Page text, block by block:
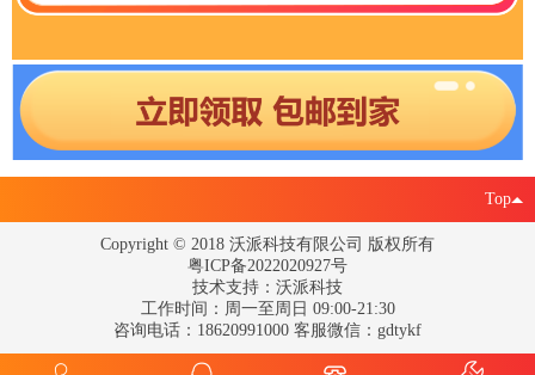
Top
Copyright © 2018 沃派科技有限公司 版权所有
粤ICP备2022020927号
技术支持：沃派科技
工作时间：周一至周日 09:00-21:30
咨询电话：18620991000 客服微信：gdtykf